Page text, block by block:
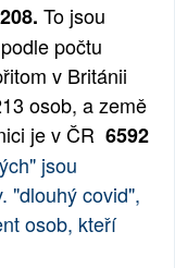
To jsou
počtu
v Británii
osob, a země
je v ČR 6592
jsou
"dlouhý covid",
osob, kteří